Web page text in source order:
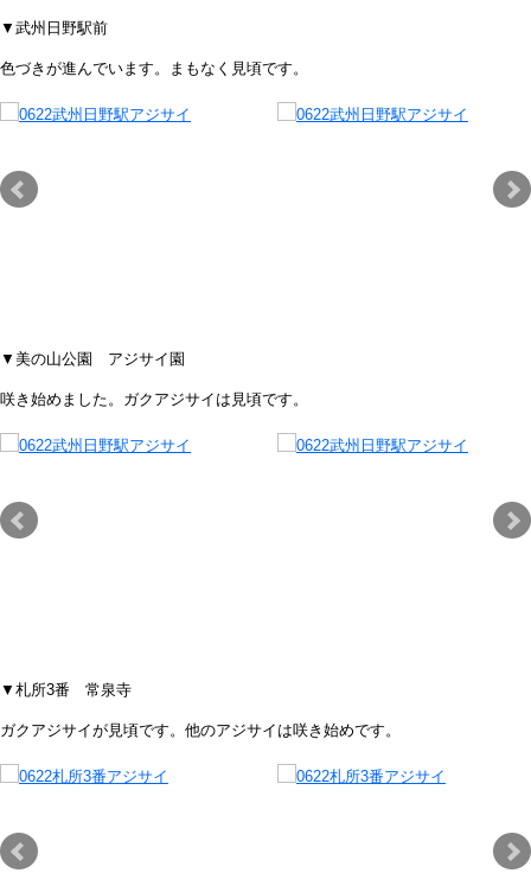
▼武州日野駅前
色づきが進んでいます。まもなく見頃です。
▼美の山公園 アジサイ園
咲き始めました。ガクアジサイは見頃です。
▼札所3番 常泉寺
ガクアジサイが見頃です。他のアジサイは咲き始めです。